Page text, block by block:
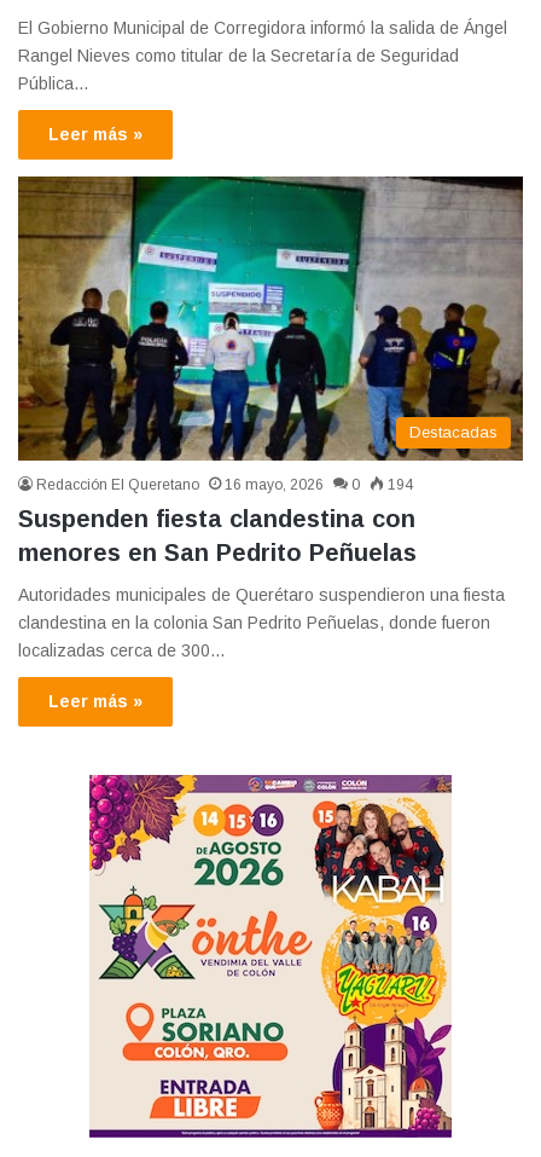
El Gobierno Municipal de Corregidora informó la salida de Ángel
Rangel Nieves como titular de la Secretaría de Seguridad
Pública…
Leer más »
Destacadas
Redacción El Queretano 16 mayo, 2026 0 194
Suspenden fiesta clandestina con
menores en San Pedrito Peñuelas
Autoridades municipales de Querétaro suspendieron una fiesta
clandestina en la colonia San Pedrito Peñuelas, donde fueron
localizadas cerca de 300…
Leer más »